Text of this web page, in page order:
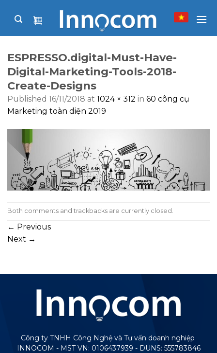
ESPRESSO.digital-Must-Have-
Digital-Marketing-Tools-2018-
Create-Designs
Published 16/11/2018 at 1024 × 312 in 60 công cụ
Marketing toàn diện 2019
Both comments and trackbacks are currently closed.
← Previous
Next →
Công ty TNHH Công Nghệ và Tư vấn doanh nghiệp
INNOCOM - MST VN: 0106437939 - DUNS: 555783846